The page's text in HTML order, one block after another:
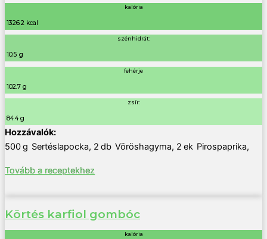
kalória
1326.2 kcal
szénhidrát:
10.5 g
fehérje
102.7 g
zsír:
84.4 g
500g Sertéslapocka, 2 db Vöröshagyma, 2 ek Pirospaprika,
Tovább a receptekhez
Körtés karfiol gombóc
kalória